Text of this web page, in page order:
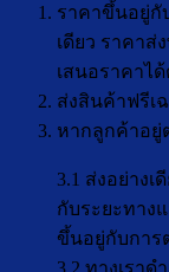
ราคาขึ้นอยู่กั
เดียว ราคา
เสนอราคาไ
ส่งสินค้าฟรีเ
หากลูกค้าอยู่
3.1 ส่งอย่าง
กับระยะทาง
ขึ้นอยู่กับการ
3.2 ทางเรา